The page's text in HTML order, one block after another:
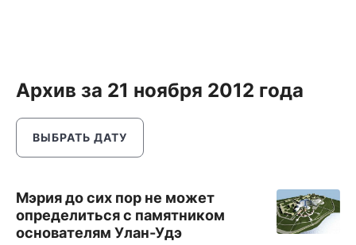
Архив за 21 ноября 2012 года
ВЫБРАТЬ ДАТУ
Мэрия до сих пор не может
определиться с памятником
основателям Улан-Удэ